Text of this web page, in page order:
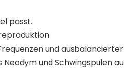
passt.
und
und Schwingspulen